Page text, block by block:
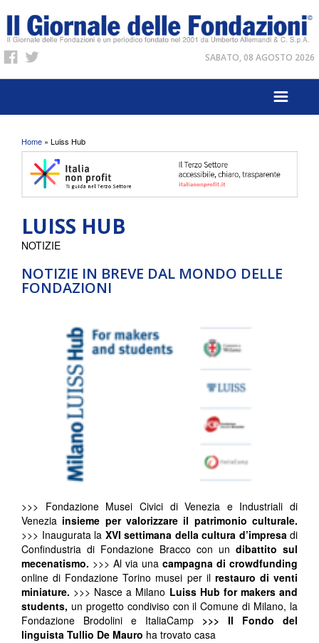
SABATO, 08 AGOSTO 2026
Tu sei qui
Home » Luiss Hub
LUISS HUB
NOTIZIE IN BREVE DAL MONDO DELLE
FONDAZIONI
NOTIZIE
>>> Fondazione Musei Civici di Venezia e Industriali di
Venezia insieme per valorizzare il patrimonio culturale.
>>> Inaugurata la XVI settimana della cultura d’impresa di
Confindustria di Fondazione Bracco con un dibattito sul
mecenatismo. >>> Al via una campagna di crowdfunding
online di Fondazione Torino musei per il restauro di venti
miniature. >>> Nasce a Milano Luiss Hub for makers and
students, un progetto condiviso con il Comune di Milano, la
Fondazione Brodolini e ItaliaCamp >>> Il Fondo del
linguista Tullio De Mauro ha trovato casa